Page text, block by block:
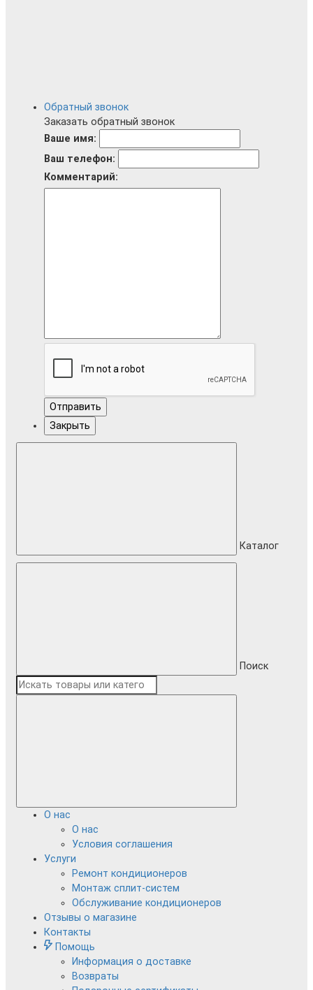
Обратный звонок
Заказать обратный звонок
Ваше имя:
Ваш телефон:
Комментарий:
Отправить
Закрыть
Каталог
Поиск
О нас
О нас
Условия соглашения
Услуги
Ремонт кондиционеров
Монтаж сплит-систем
Обслуживание кондиционеров
Отзывы о магазине
Контакты
Помощь
Информация о доставке
Возвраты